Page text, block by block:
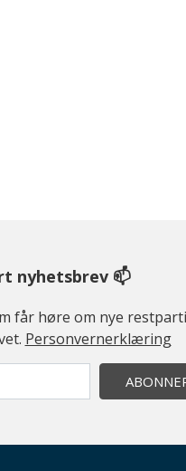
nyhetsbrev 📫
høre om nye
Personvernerklæring